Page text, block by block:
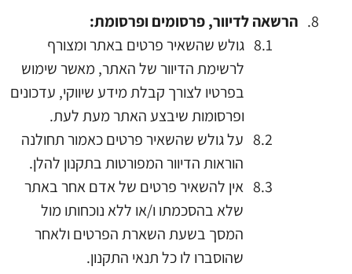
הרשאה לדיוור, פרסומים ופרסומת:
גולש שהשאיר פרטים באתר ומצורף
לרשימת הדיוור של האתר, מאשר שימוש
בפרטיו לצורך קבלת מידע שיווקי, עדכונים
ופרסומות שיבצע האתר מעת לעת.
על גולש שהשאיר פרטים כאמור תחולנה
הוראות הדיוור המפורטות בתקנון להלן.
אין להשאיר פרטים של אדם אחר באתר
שלא בהסכמתו ו/או ללא נוכחותו מול
המסך בשעת השארת הפרטים ולאחר
שהוסברו לו כל תנאי התקנון.